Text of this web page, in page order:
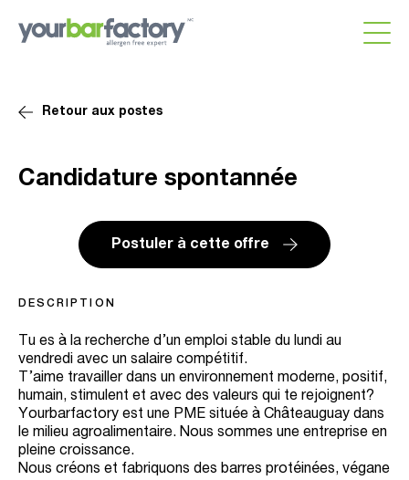
Retour aux postes
Candidature spontannée
Postuler à cette offre
DESCRIPTION
Tu es à la recherche d’un emploi stable du lundi au
vendredi avec un salaire compétitif.
T’aime travailler dans un environnement moderne, positif,
humain, stimulent et avec des valeurs qui te rejoignent?
Yourbarfactory est une PME située à Châteauguay dans
le milieu agroalimentaire. Nous sommes une entreprise en
pleine croissance.
Nous créons et fabriquons des barres protéinées, végane